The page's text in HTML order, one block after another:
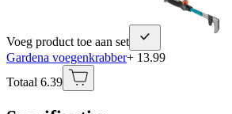
Voeg product toe aan set
Gardena voegenkrabber+ 13.99
Totaal 6.39